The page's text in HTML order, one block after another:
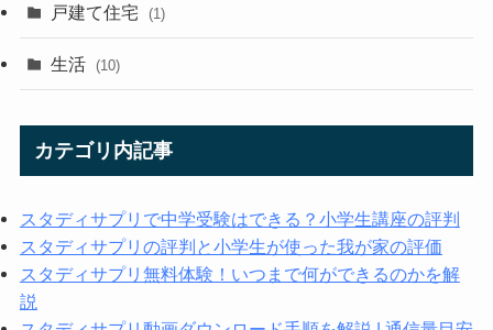
戸建て住宅 (1)
生活 (10)
カテゴリ内記事
スタディサプリで中学受験はできる？小学生講座の評判
スタディサプリの評判と小学生が使った我が家の評価
スタディサプリ無料体験！いつまで何ができるのかを解
説